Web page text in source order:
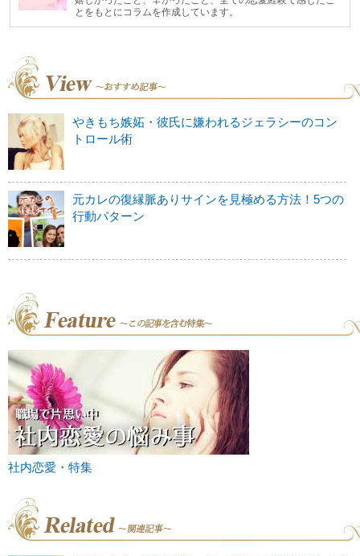
とをもとにコラムを作成しています。
やきもち嫉妬・彼氏に嫌われるジェラシーのコン
トロール術
元カレの復縁脈ありサインを見極める方法！5つの
行動パターン
社内恋愛・特集